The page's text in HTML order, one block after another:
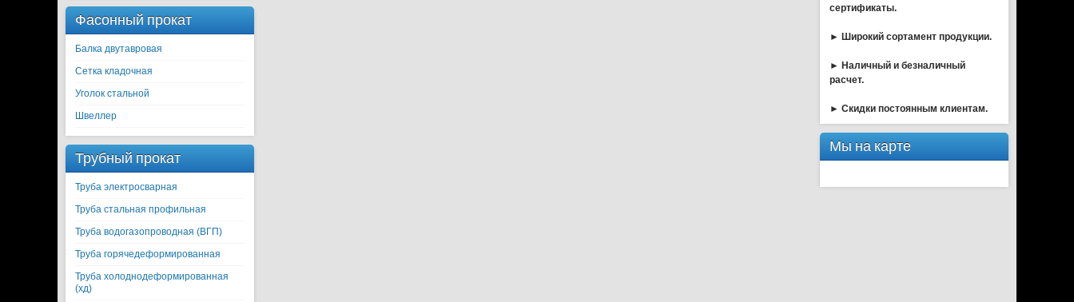
Фасонный прокат
Балка двутавровая
Сетка кладочная
Уголок стальной
Швеллер
Трубный прокат
Труба электросварная
Труба стальная профильная
Труба водогазопроводная (ВГП)
Труба горячедеформированная
Труба холоднодеформированная
(хд)
сертификаты.
► Широкий сортамент продукции.
► Наличный и безналичный
расчет.
► Скидки постоянным клиентам.
Мы на карте